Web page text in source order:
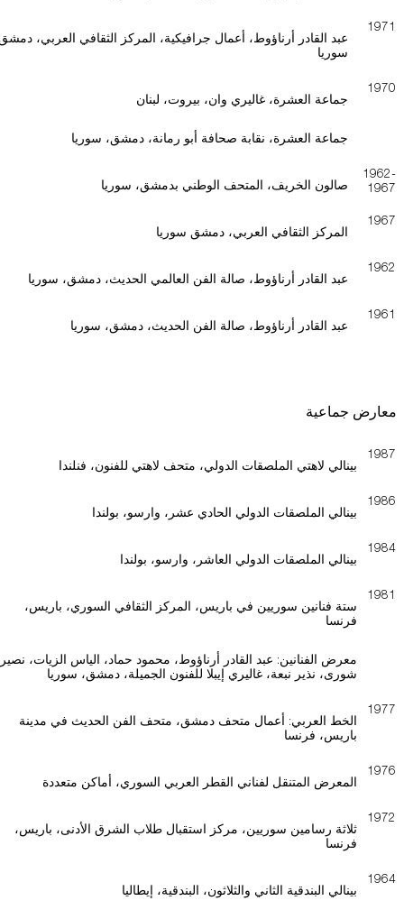
1971
عبد القادر أرناؤوط، أعمال جرافيكية، المركز الثقافي العربي،
سوريا
1970
جماعة العشرة، غاليري وان، بيروت، لبنان
جماعة العشرة، نقابة صحافة أبو رمانة، دمشق، سوريا
1962-
1967
صالون الخريف، المتحف الوطني بدمشق، سوريا
1967
المركز الثقافي العربي، دمشق سوريا
1962
عبد القادر أرناؤوط، صالة الفن العالمي الحديث، دمشق، سوريا
1961
عبد القادر أرناؤوط، صالة الفن الحديث، دمشق، سوريا
معارض جماعية
1987
بينالي لاهتي الملصقات الدولي، متحف لاهتي للفنون، فنلندا
1986
بينالي الملصقات الدولي الحادي عشر، وارسو، بولندا
1984
بينالي الملصقات الدولي العاشر، وارسو، بولندا
1981
ستة فنانين سوريين في باريس، المركز الثقافي السوري، باريس،
فرنسا
معرض الفنانين: عبد القادر أرناؤوط، محمود حماد، الياس الزيات، نصير
شورى، نذير نبعة، غاليري إيبلا للفنون الجميلة، دمشق، سوريا
1977
الخط العربي: أعمال متحف دمشق، متحف الفن الحديث في مدينة
باريس، فرنسا
1976
المعرض المتنقل لفناني القطر العربي السوري، أماكن متعددة
1972
ثلاثة رسامين سوريين، مركز استقبال طلاب الشرق الأدنى، باريس،
فرنسا
1964
بينالي البندقية الثاني والثلاثون، البندقية، إيطاليا